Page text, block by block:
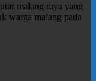
malang raya yang
warga malang pada